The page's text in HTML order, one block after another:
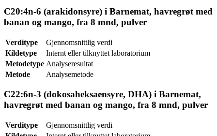
C20:4n-6 (arakidonsyre) i Barnemat, havregrøt med
banan og mango, fra 8 mnd, pulver
Verditype
Gjennomsnittlig verdi
Kildetype
Internt eller tilknyttet laboratorium
Metodetype Analyseresultat
Metode
Analysemetode
C22:6n-3 (dokosaheksaensyre, DHA) i Barnemat,
havregrøt med banan og mango, fra 8 mnd, pulver
Verditype
Gjennomsnittlig verdi